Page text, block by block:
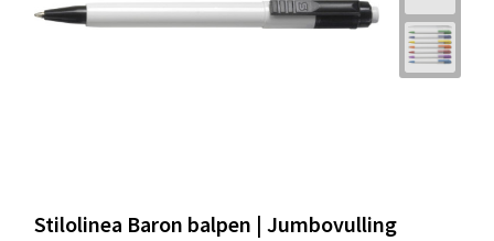
Stilolinea Baron balpen | Jumbovulling